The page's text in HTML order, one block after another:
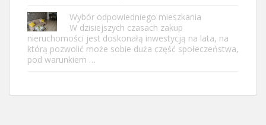
Wybór odpowiedniego mieszkania
W dzisiejszych czasach zakup
nieruchomości jest doskonałą inwestycją na lata, na
którą pozwolić może sobie duża część społeczeństwa,
pod warunkiem …